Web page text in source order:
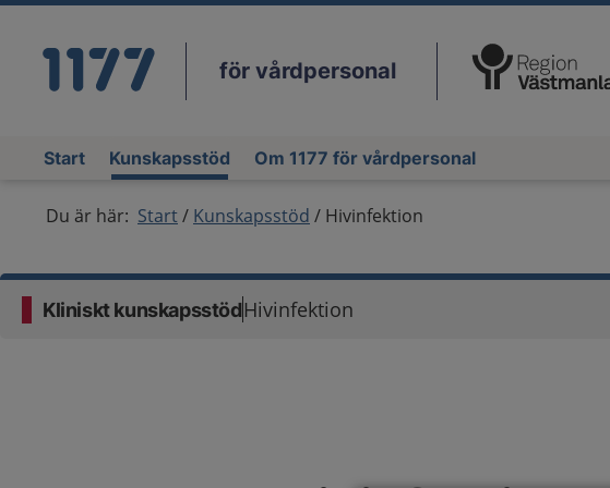
för vårdpersonal Du har valt region
Start Kunskapsstöd Om 1177 för vårdpersonal
Du är här: Start Kunskapsstöd Hivinfektion
Kliniskt kunskapsstödHivinfektion